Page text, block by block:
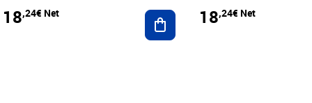
au panier
18,24€ Net Ajouter au panier
18,24€ Net